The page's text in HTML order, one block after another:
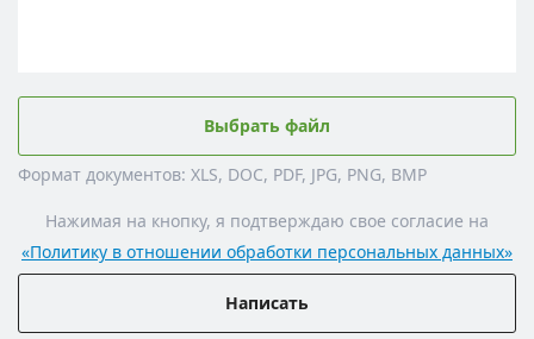
Выбрать файл
Формат документов: XLS, DOC, PDF, JPG, PNG, BMP
Нажимая на кнопку, я подтверждаю свое согласие на
«Политику в отношении обработки персональных данных»
Написать